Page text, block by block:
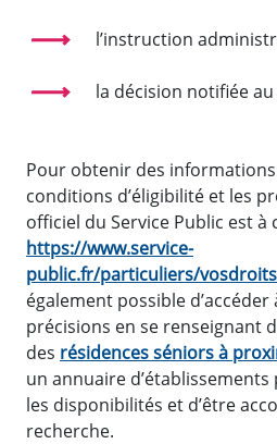
l’instruction
la décision notifiée
Pour obtenir des
conditions d’éligibilité et les
officiel du Service Public est à
https://www.service-
public.fr/particuliers/
également possible
précisions en se renseignant
des résidences séniors à
un annuaire
les disponibilités et d’être
recherche.